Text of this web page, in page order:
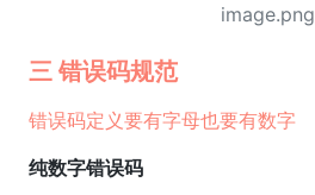
image.png
三 错误码规范
错误码定义要有字母也要有数字
纯数字错误码